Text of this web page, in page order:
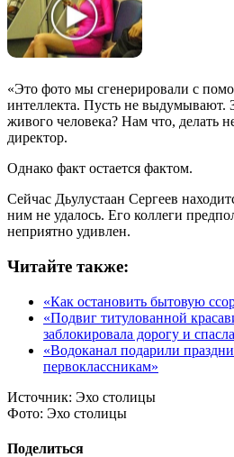
«Это фото мы сгенерировали с
интеллекта. Пусть не выдумывают.
живого человека? Нам что, делать
директор.
Однако факт остается фактом.
Сейчас Дьулустаан Сергеев
ним не удалось. Его коллеги
неприятно удивлен.
Читайте также:
«Как остановить бытовую
«Подвиг титулованной
заблокировала дорогу и
«Водоканал подарили
первоклассникам»
Источник: Эхо столицы
Фото: Эхо столицы
Поделиться